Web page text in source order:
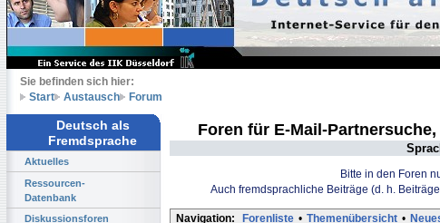
Sie befinden sich hier:
Start
Austausch Forum
Deutsch als
Fremdsprache
Aktuelles
Ressourcen-
Datenbank
Diskussionsforen
Foren für E-Mail-
Bitte in den Foren
Auch fremdsprachliche Beiträge (d. h.
Navigation: Forenliste • Themenübersicht •